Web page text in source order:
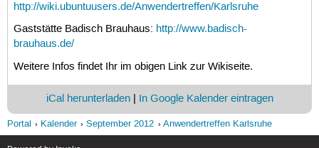
http://wiki.ubuntuusers.de/Anwendertreffen/Karlsruhe
Gaststätte Badisch Brauhaus: http://www.badisch-
brauhaus.de/
Weitere Infos findet Ihr im obigen Link zur Wikiseite.
iCal herunterladen| In Google Kalender eintragen
Portal Kalender September 2012 Anwendertreffen Karlsruhe